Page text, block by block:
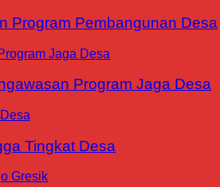
Program Pembangunan Desa
Program Jaga Desa
Tingkat Desa